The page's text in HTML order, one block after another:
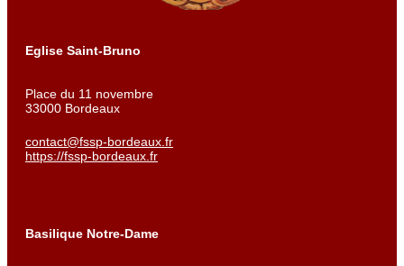
Eglise Saint-Bruno
Place du 11 novembre
33000 Bordeaux
contact@fssp-bordeaux.fr
https://fssp-bordeaux.fr
Basilique Notre-Dame